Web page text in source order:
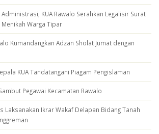
KUA Rawalo Serahkan Legalisir Surat
Warga Tipar
Kumandangkan Adzan Sholat Jumat dengan
KUA Tandatangani Piagam Pengislaman
Pegawai Kecamatan Rawalo
Laksanakan Ikrar Wakaf Delapan Bidang Tanah